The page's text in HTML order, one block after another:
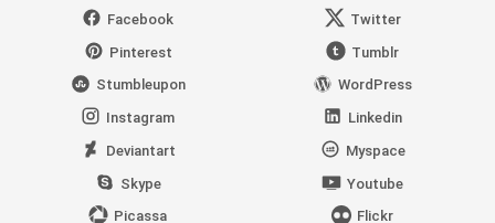
Facebook
Twitter
Pinterest
Tumblr
Stumbleupon
WordPress
Instagram
Linkedin
Deviantart
Myspace
Skype
Youtube
Picassa
Flickr